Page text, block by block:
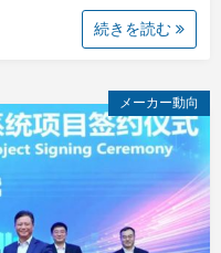
続きを読む
メーカー動向